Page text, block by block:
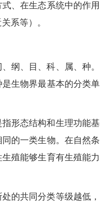
、在生态系统中的作用
系等）。
纲、目、科、属、种。
生物界最基本的分类单
形态结构和生理功能基
的一类生物。在自然条
殖能够生育有生殖能力
的共同分类等级越低，